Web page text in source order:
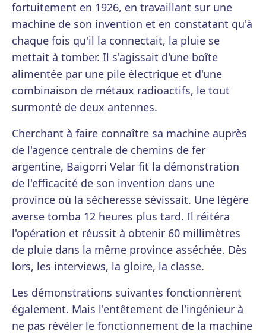
fortuitement en 1926, en travaillant sur une
machine de son invention et en constatant qu'à
chaque fois qu'il la connectait, la pluie se
mettait à tomber. Il s'agissait d'une boîte
alimentée par une pile électrique et d'une
combinaison de métaux radioactifs, le tout
surmonté de deux antennes.
Cherchant à faire connaître sa machine auprès
de l'agence centrale de chemins de fer
argentine, Baigorri Velar fit la démonstration
de l'efficacité de son invention dans une
province où la sécheresse sévissait. Une légère
averse tomba 12 heures plus tard. Il réitéra
l'opération et réussit à obtenir 60 millimètres
de pluie dans la même province asséchée. Dès
lors, les interviews, la gloire, la classe.
Les démonstrations suivantes fonctionnèrent
également. Mais l'entêtement de l'ingénieur à
ne pas révéler le fonctionnement de la machine